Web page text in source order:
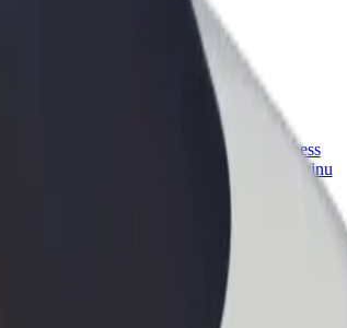
Bolt for Business
Bolti teenused sinu
ettevõttele